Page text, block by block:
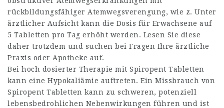
rückbildungsfähiger Atemwegsverengung, wie z. Unter
ärztlicher Aufsicht kann die Dosis für Erwachsene auf
5 Tabletten pro Tag erhöht werden. Lesen Sie diese
daher trotzdem und suchen bei Fragen Ihre ärztliche
Praxis oder Apotheke auf.
Bei hoch dosierter Therapie mit Spiropent Tabletten
kann eine Hypokaliämie auftreten. Ein Missbrauch von
Spiropent Tabletten kann zu schweren, potenziell
lebensbedrohlichen Nebenwirkungen führen und ist